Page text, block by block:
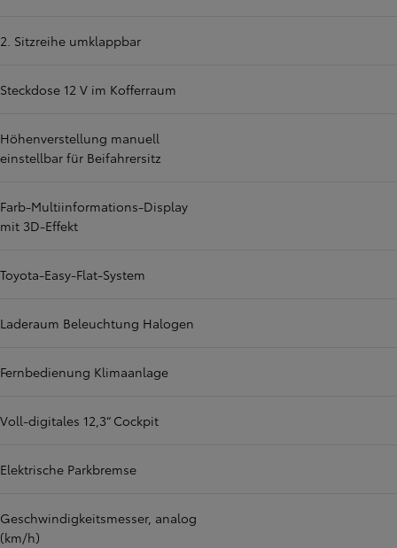
2. Sitzreihe umklappbar
Steckdose 12 V im Kofferraum
Höhenverstellung manuell
einstellbar für Beifahrersitz
Farb-Multiinformations-Display
mit 3D-Effekt
Toyota-Easy-Flat-System
Laderaum Beleuchtung Halogen
Fernbedienung Klimaanlage
Voll-digitales 12,3“ Cockpit
Elektrische Parkbremse
Geschwindigkeitsmesser, analog
(km/h)